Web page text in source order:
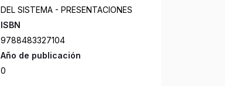
DEL SISTEMA - PRESENTACIONES
ISBN
9788483327104
Año de publicación
0